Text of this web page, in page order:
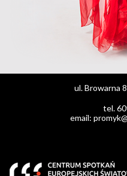
ul. Browarna
tel.
email: